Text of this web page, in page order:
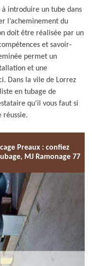
à introduire un tube dans
l’acheminement du
doit être réalisée par un
et savoir-
permet un
et une
Dans la vile de Lorrez
en tubage de
qu’il vous faut si
réussie.
Preaux : confiez
MJ Ramonage 77